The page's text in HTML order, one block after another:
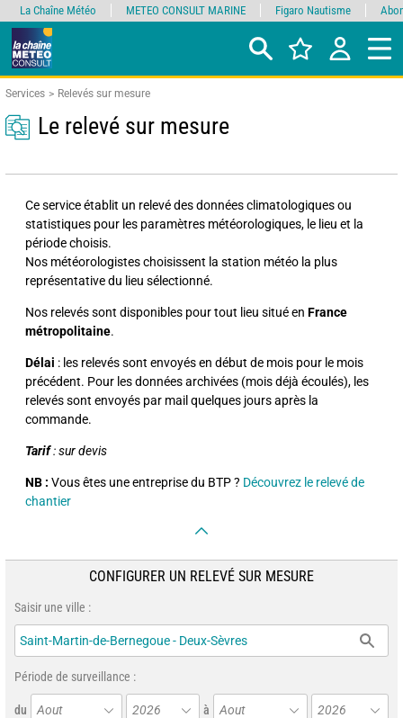
Services Relevés sur mesure
Le relevé sur mesure
Ce service établit un relevé des données climatologiques ou
statistiques pour les paramètres météorologiques, le lieu et la
période choisis.
Nos météorologistes choisissent la station météo la plus
représentative du lieu sélectionné.
Nos relevés sont disponibles pour tout lieu situé en France
métropolitaine.
Délai : les relevés sont envoyés en début de mois pour le mois
précédent. Pour les données archivées (mois déjà écoulés), les
relevés sont envoyés par mail quelques jours après la
commande.
Tarif: sur devis
NB : Vous êtes une entreprise du BTP ? Découvrez le relevé de
chantier
CONFIGURER UN RELEVÉ SUR MESURE
Saisir une ville :
Période de surveillance :
du Aout 2026 à Aout 2026
La Chaîne Météo METEO CONSULT MARINE Figaro Nautisme